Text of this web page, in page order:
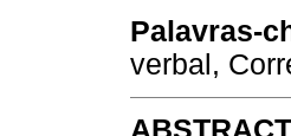
Palavras-
verbal,